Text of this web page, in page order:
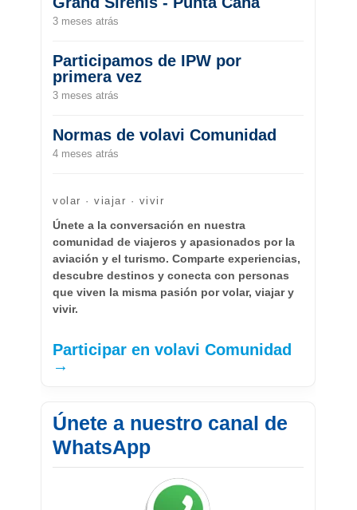
3 meses atrás
Participamos de IPW por
primera vez
3 meses atrás
Normas de volavi Comunidad
4 meses atrás
volar · viajar · vivir
Únete a la conversación en nuestra
comunidad de viajeros y apasionados por la
aviación y el turismo. Comparte experiencias,
descubre destinos y conecta con personas
que viven la misma pasión por volar, viajar y
vivir.
Participar en volavi Comunidad
→
Únete a nuestro canal de
WhatsApp